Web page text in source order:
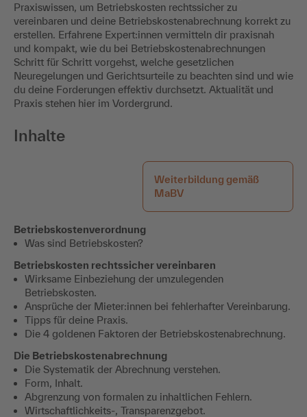
Praxiswissen, um Betriebskosten rechtssicher zu
vereinbaren und deine Betriebskostenabrechnung korrekt zu
erstellen. Erfahrene Expert:innen vermitteln dir praxisnah
und kompakt, wie du bei Betriebskostenabrechnungen
Schritt für Schritt vorgehst, welche gesetzlichen
Neuregelungen und Gerichtsurteile zu beachten sind und wie
du deine Forderungen effektiv durchsetzt. Aktualität und
Praxis stehen hier im Vordergrund.
Inhalte
Weiterbildung gemäß
MaBV
Betriebskostenverordnung
Was sind Betriebskosten?
Betriebskosten rechtssicher vereinbaren
Wirksame Einbeziehung der umzulegenden
Betriebskosten.
Ansprüche der Mieter:innen bei fehlerhafter Vereinbarung.
Tipps für deine Praxis.
Die 4 goldenen Faktoren der Betriebskostenabrechnung.
Die Betriebskostenabrechnung
Die Systematik der Abrechnung verstehen.
Form, Inhalt.
Abgrenzung von formalen zu inhaltlichen Fehlern.
Wirtschaftlichkeits-, Transparenzgebot.